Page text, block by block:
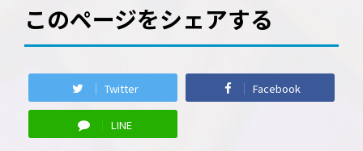
このページをシェアする
Twitter Facebook
LINE